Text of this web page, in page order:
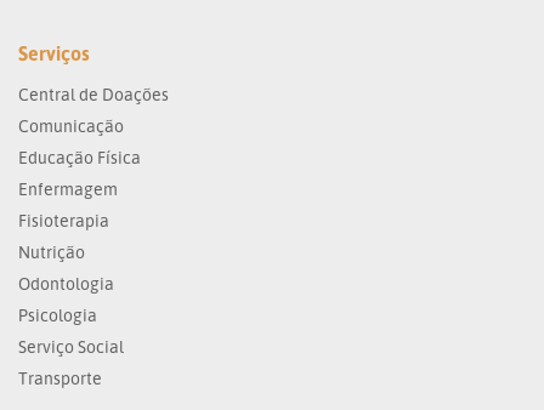
Serviços
Central de Doações
Comunicação
Educação Física
Enfermagem
Fisioterapia
Nutrição
Odontologia
Psicologia
Serviço Social
Transporte